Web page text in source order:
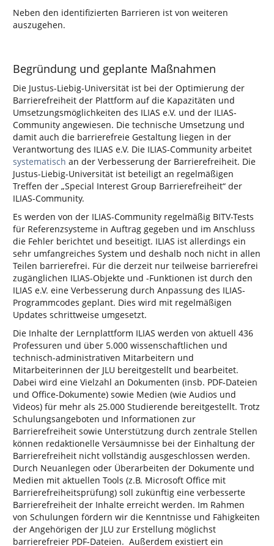
Neben den identifizierten Barrieren ist von weiteren
auszugehen.
Begründung und geplante Maßnahmen
Die Justus-Liebig-Universität ist bei der Optimierung der
Barrierefreiheit der Plattform auf die Kapazitäten und
Umsetzungsmöglichkeiten des ILIAS e.V. und der ILIAS-
Community angewiesen. Die technische Umsetzung und
damit auch die barrierefreie Gestaltung liegen in der
Verantwortung des ILIAS e.V. Die ILIAS-Community arbeitet
systematisch an der Verbesserung der Barrierefreiheit. Die
Justus-Liebig-Universität ist beteiligt an regelmäßigen
Treffen der „Special Interest Group Barrierefreiheit“ der
ILIAS-Community.
Es werden von der ILIAS-Community regelmäßig BITV-Tests
für Referenzsysteme in Auftrag gegeben und im Anschluss
die Fehler berichtet und beseitigt. ILIAS ist allerdings ein
sehr umfangreiches System und deshalb noch nicht in allen
Teilen barrierefrei. Für die derzeit nur teilweise barrierefrei
zugänglichen ILIAS-Objekte und -Funktionen ist durch den
ILIAS e.V. eine Verbesserung durch Anpassung des ILIAS-
Programmcodes geplant. Dies wird mit regelmäßigen
Updates schrittweise umgesetzt.
Die Inhalte der Lernplattform ILIAS werden von aktuell 436
Professuren und über 5.000 wissenschaftlichen und
technisch-administrativen Mitarbeitern und
Mitarbeiterinnen der JLU bereitgestellt und bearbeitet.
Dabei wird eine Vielzahl an Dokumenten (insb. PDF-Dateien
und Office-Dokumente) sowie Medien (wie Audios und
Videos) für mehr als 25.000 Studierende bereitgestellt. Trotz
Schulungsangeboten und Informationen zur
Barrierefreiheit sowie Unterstützung durch zentrale Stellen
können redaktionelle Versäumnisse bei der Einhaltung der
Barrierefreiheit nicht vollständig ausgeschlossen werden.
Durch Neuanlegen oder Überarbeiten der Dokumente und
Medien mit aktuellen Tools (z.B. Microsoft Office mit
Barrierefreiheitsprüfung) soll zukünftig eine verbesserte
Barrierefreiheit der Inhalte erreicht werden. Im Rahmen
von Schulungen fördern wir die Kenntnisse und Fähigkeiten
der Angehörigen der JLU zur Erstellung möglichst
barrierefreier PDF-Dateien. Außerdem existiert ein